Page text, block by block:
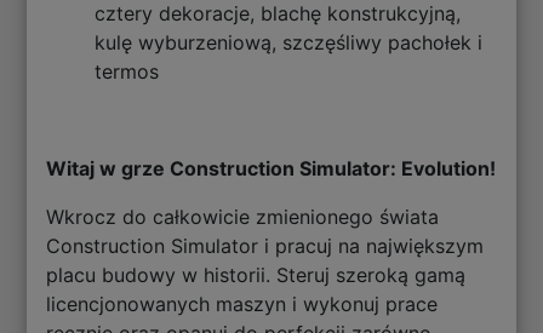
cztery dekoracje, blachę konstrukcyjną,
kulę wyburzeniową, szczęśliwy pachołek i
termos
Witaj w grze Construction Simulator: Evolution!
Wkrocz do całkowicie zmienionego świata
Construction Simulator i pracuj na największym
placu budowy w historii. Steruj szeroką gamą
licencjonowanych maszyn i wykonuj prace